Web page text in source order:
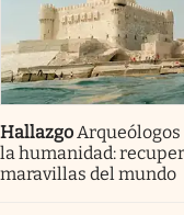
Hallazgo
la humanidad:
maravillas del mundo